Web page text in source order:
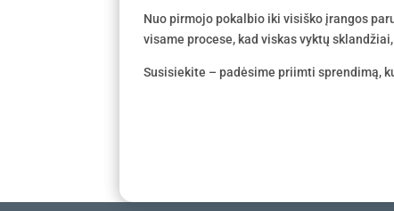
Nuo pirmojo pokalbio iki visiško įrangos
visame procese, kad viskas vyktų
Susisiekite – padėsime priimti sprendimą,